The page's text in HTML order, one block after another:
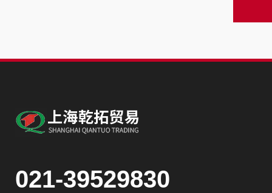
021-39529830